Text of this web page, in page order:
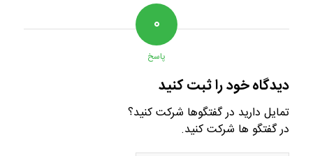
۰
پاسخ
دیدگاه خود را ثبت کنید
تمایل دارید در گفتگوها شرکت کنید؟
در گفتگو ها شرکت کنید.